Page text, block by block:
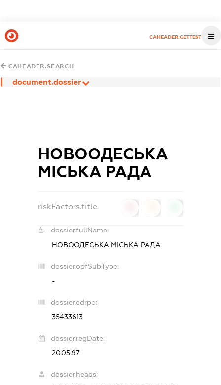
CAHEADER.GETTEST
CAHEADER.SEARCH
document.dossier
НОВООДЕСЬКА
МІСЬКА РАДА
riskFactors.title
dossier.fullName:
НОВООДЕСЬКА МІСЬКА РАДА
dossier.opfSubType:
-
dossier.edrpo:
35433613
dossier.regDate:
20.05.97
dossier.heads: